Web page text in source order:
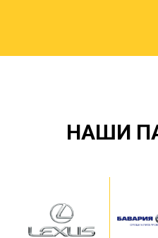
НАШИ